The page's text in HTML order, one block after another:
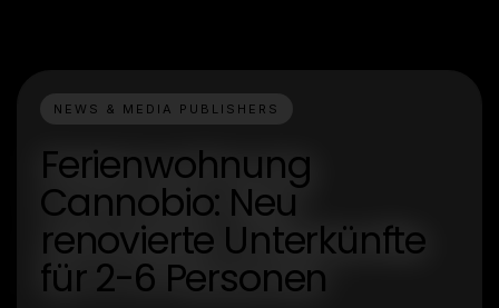
NEWS & MEDIA PUBLISHERS
Ferienwohnung
Cannobio: Neu
renovierte Unterkünfte
für 2-6 Personen